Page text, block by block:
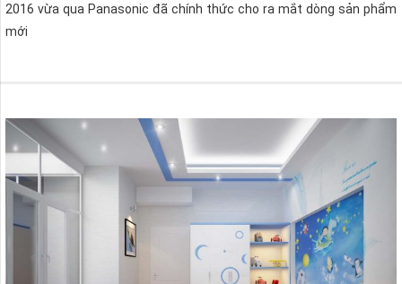
2016 vừa qua Panasonic đã chính thức cho ra mắt dòng sản phẩm
mới